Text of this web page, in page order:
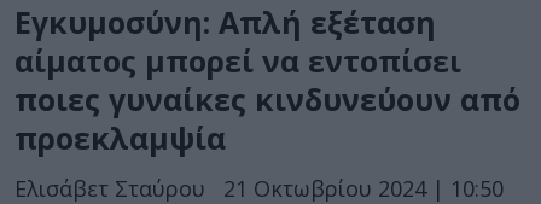
Εγκυμοσύνη: Απλή εξέταση
αίματος μπορεί να εντοπίσει
ποιες γυναίκες κινδυνεύουν από
προεκλαμψία
Ελισάβετ Σταύρου 21 Οκτωβρίου 2024 | 10:50